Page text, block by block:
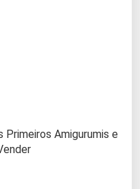
Primeiros Amigurumis e